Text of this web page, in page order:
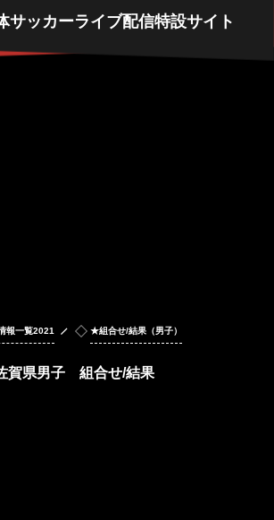
サッカーライブ配信特設サイト
報一覧2021 ★組合せ/結果（男子）
賀県男子 組合せ/結果